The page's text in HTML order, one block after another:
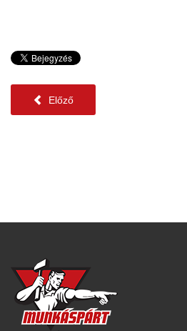
Előző